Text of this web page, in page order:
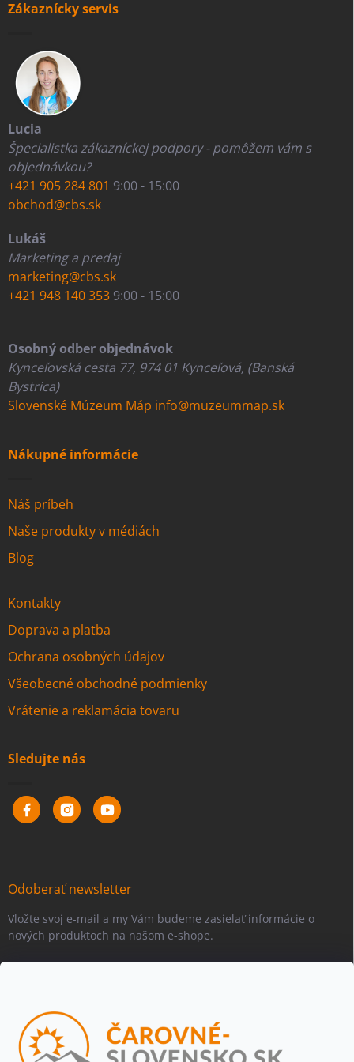
Zákaznícky servis
Lucia
Špecialistka zákazníckej podpory - pomôžem vám s
objednávkou?
+421 905 284 801 9:00 - 15:00
obchod@cbs.sk
Lukáš
Marketing a predaj
marketing@cbs.sk
+421 948 140 353 9:00 - 15:00
Osobný odber objednávok
Kynceľovská cesta 77, 974 01 Kynceľová, (Banská
Bystrica)
Slovenské Múzeum Máp info@muzeummap.sk
Nákupné informácie
Náš príbeh
Naše produkty v médiách
Blog
Kontakty
Doprava a platba
Ochrana osobných údajov
Všeobecné obchodné podmienky
Vrátenie a reklamácia tovaru
Sledujte nás
Odoberať newsletter
Vložte svoj e-mail a my Vám budeme zasielať informácie o
nových produktoch na našom e-shope.
Vložením e-mailu súhlasíte spodmienkami ochrany osobných
údajov